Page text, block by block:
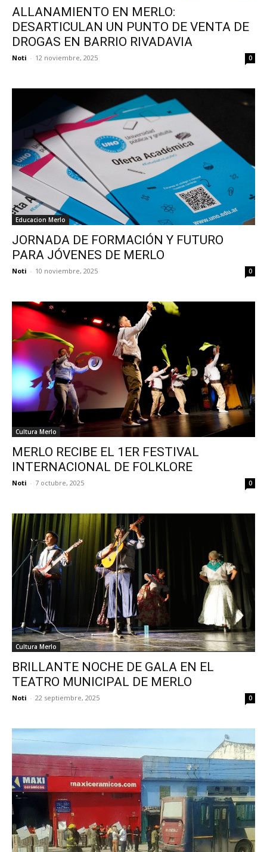
ALLANAMIENTO EN MERLO:
DESARTICULAN UN PUNTO DE VENTA DE
DROGAS EN BARRIO RIVADAVIA
Noti - 12 noviembre, 2025 0
Educacion Merlo
JORNADA DE FORMACIÓN Y FUTURO
PARA JÓVENES DE MERLO
Noti - 10 noviembre, 2025 0
Cultura Merlo
MERLO RECIBE EL 1ER FESTIVAL
INTERNACIONAL DE FOLKLORE
Noti - 7 octubre, 2025 0
Cultura Merlo
BRILLANTE NOCHE DE GALA EN EL
TEATRO MUNICIPAL DE MERLO
Noti - 22 septiembre, 2025 0